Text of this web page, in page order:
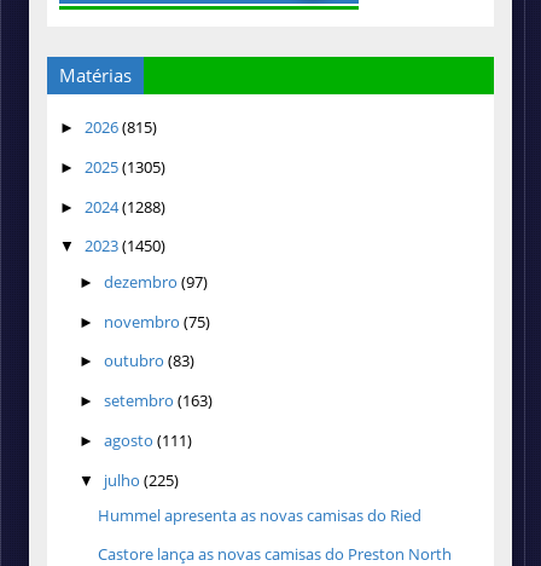
Matérias
► 2026(815)
► 2025(1305)
► 2024(1288)
▼ 2023(1450)
► dezembro (97)
► novembro (75)
► outubro (83)
► setembro (163)
► agosto (111)
▼ julho (225)
Hummel apresenta as novas camisas do Ried
Castore lança as novas camisas do Preston North